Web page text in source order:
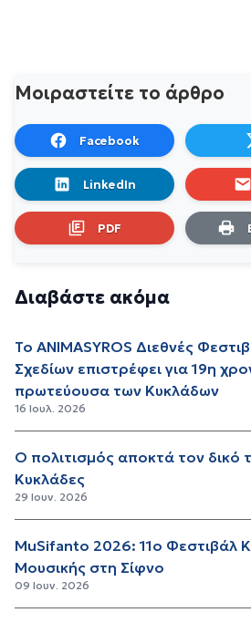
Μοιραστείτε το άρθρο
Facebook
LinkedIn
PDF
Διαβάστε ακόμα
To ANIMASYROS Διεθνές
Σχεδίων επιστρέφει για 19η
πρωτεύουσα των Κυκλάδων
16 Ιουλ. 2026
Ο πολιτισμός αποκτά τον δικό
Κυκλάδες
29 Ιουν. 2026
MuSifanto 2026: 11ο Φεστιβάλ
Μουσικής στη Σίφνο
09 Ιουν. 2026